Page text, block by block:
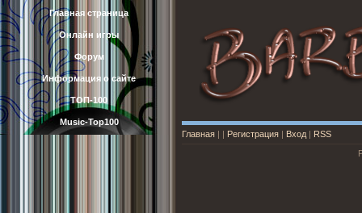
Главная страница
Онлайн игры
Форум
Информация о сайте
ТОП-100
Music-Top100
Главная
Регистрация Вход
RSS